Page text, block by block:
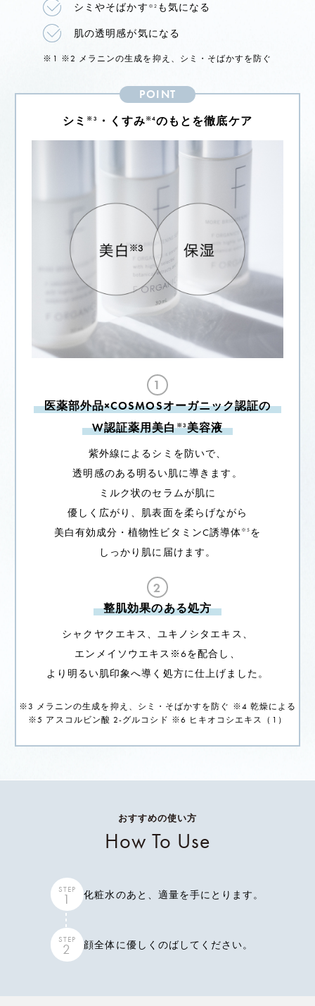
シミやそばかす ※2 も気になる
肌の透明感が気になる
※1 ※2 メラニンの生成を抑え、シミ・そばかすを防ぐ
POINT
シミ ※3 ・くすみ ※4のもとを徹底ケア
1
医薬部外品×COSMOSオーガニック認証の
W認証薬用美白※3美容液
紫外線によるシミを防いで、
透明感のある明るい肌に導きます。
ミルク状のセラムが肌に
優しく広がり、肌表面を柔らげながら
美白有効成分・植物性ビタミンC誘導体 ※5 を
しっかり肌に届けます。
2
整肌効果のある処方
シャクヤクエキス、ユキノシタエキス、
エンメイソウエキス※6を配合し、
より明るい肌印象へ導く処方に仕上げました。
※3 メラニンの生成を抑え、シミ・そばかすを防ぐ ※4 乾燥による
※5 アスコルビン酸 2-グルコシド ※6 ヒキオコシエキス（1）
おすすめの使い方
How To Use
STEP
1 化粧水のあと、適量を手にとります。
STEP
2 顔全体に優しくのばしてください。